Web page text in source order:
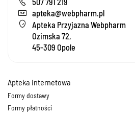
apteka@webpharm.pl
Apteka Przyjazna Webpharm
Ozimska 72,
45-309 Opole
Apteka internetowa
Formy dostawy
Formy płatności